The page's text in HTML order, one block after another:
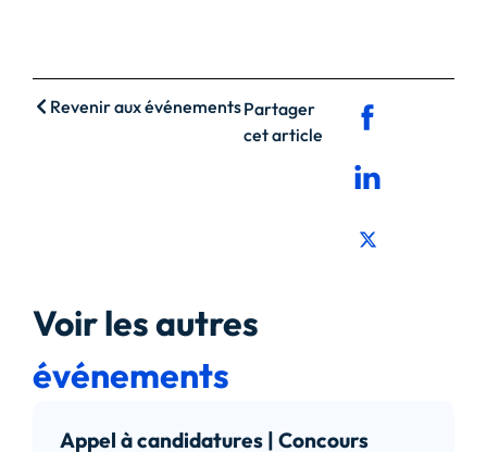
Revenir aux événementsPartager
cet article
Voir les autres
événements
Appel à candidatures | Concours